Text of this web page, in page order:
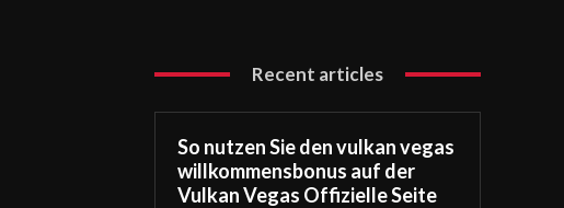
Recent articles
So nutzen Sie den vulkan vegas
willkommensbonus auf der
Vulkan Vegas Offizielle Seite